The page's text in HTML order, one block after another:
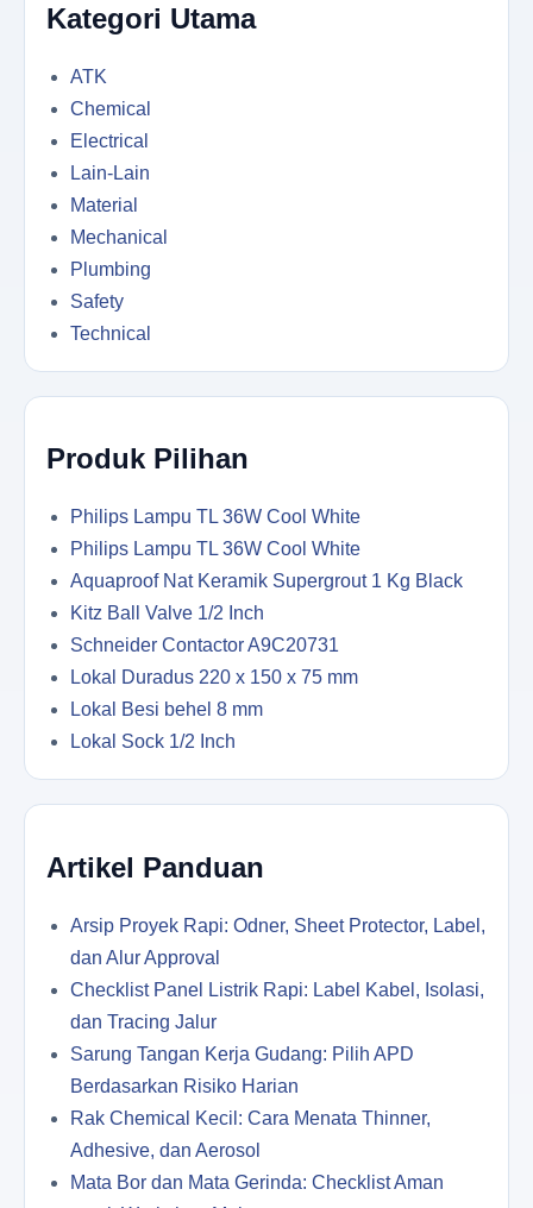
Kategori Utama
ATK
Chemical
Electrical
Lain-Lain
Material
Mechanical
Plumbing
Safety
Technical
Produk Pilihan
Philips Lampu TL 36W Cool White
Philips Lampu TL 36W Cool White
Aquaproof Nat Keramik Supergrout 1 Kg Black
Kitz Ball Valve 1/2 Inch
Schneider Contactor A9C20731
Lokal Duradus 220 x 150 x 75 mm
Lokal Besi behel 8 mm
Lokal Sock 1/2 Inch
Artikel Panduan
Arsip Proyek Rapi: Odner, Sheet Protector, Label,
dan Alur Approval
Checklist Panel Listrik Rapi: Label Kabel, Isolasi,
dan Tracing Jalur
Sarung Tangan Kerja Gudang: Pilih APD
Berdasarkan Risiko Harian
Rak Chemical Kecil: Cara Menata Thinner,
Adhesive, dan Aerosol
Mata Bor dan Mata Gerinda: Checklist Aman